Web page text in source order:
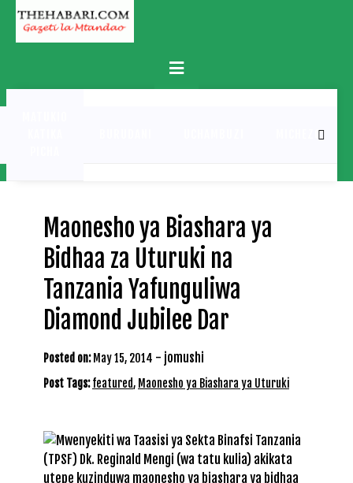
Skip
content
Primary
Menu
MICHEZO
Maonesho ya Biashara ya
Bidhaa za Uturuki na
Tanzania Yafunguliwa
Diamond Jubilee Dar
Posted on: May 15, 2014 - jomushi
Post Tags:featured, Maonesho ya Biashara ya Uturuki